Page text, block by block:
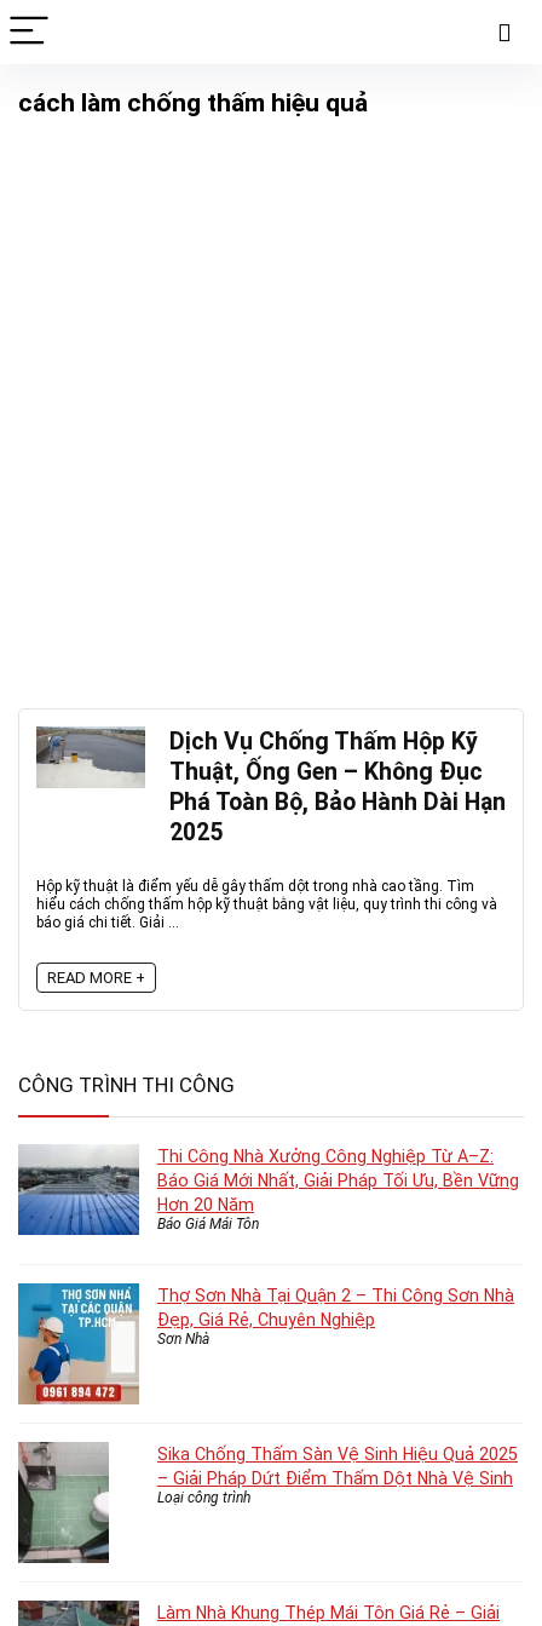
cách làm chống thấm hiệu quả
Dịch Vụ Chống Thấm Hộp Kỹ
Thuật, Ống Gen – Không Đục
Phá Toàn Bộ, Bảo Hành Dài Hạn
2025
Hộp kỹ thuật là điểm yếu dễ gây thấm dột trong nhà cao tầng. Tìm
hiểu cách chống thấm hộp kỹ thuật bằng vật liệu, quy trình thi công và
báo giá chi tiết. Giải ...
READ MORE +
CÔNG TRÌNH THI CÔNG
Thi Công Nhà Xưởng Công Nghiệp Từ A–Z:
Báo Giá Mới Nhất, Giải Pháp Tối Ưu, Bền Vững
Hơn 20 Năm
Báo Giá Mái Tôn
Thợ Sơn Nhà Tại Quận 2 – Thi Công Sơn Nhà
Đẹp, Giá Rẻ, Chuyên Nghiệp
Sơn Nhà
Sika Chống Thấm Sàn Vệ Sinh Hiệu Quả 2025
– Giải Pháp Dứt Điểm Thấm Dột Nhà Vệ Sinh
Loại công trình
Làm Nhà Khung Thép Mái Tôn Giá Rẻ – Giải